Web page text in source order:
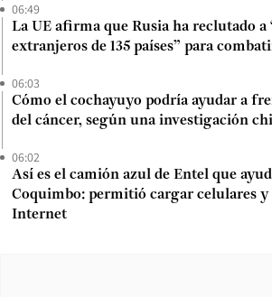
06:49
La UE afirma que Rusia ha reclutado a
extranjeros de 135 países” para
06:03
Cómo el cochayuyo podría ayudar a
del cáncer, según una investigación
06:02
Así es el camión azul de Entel que
Coquimbo: permitió cargar celulares y
Internet